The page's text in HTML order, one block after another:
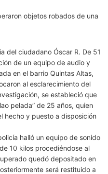
del ciudadano Óscar R. De 51
de un equipo de audio y
en el barrio Quintas Altas,
al esclarecimiento del
se estableció que
pelada” de 25 años, quien
hecho y puesto a disposición
halló un equipo de sonido
10 kilos procediéndose al
quedó depositado en
será restituido a